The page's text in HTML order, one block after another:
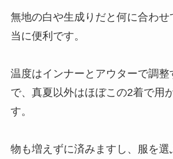
無地の白や生成りだと何に合わせ
当に便利です。
温度はインナーとアウターで調整
で、真夏以外はほぼこの2着で用
す。
物も増えずに済みますし、服を